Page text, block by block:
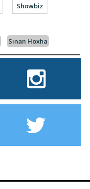
Showbiz
Sinan Hoxha